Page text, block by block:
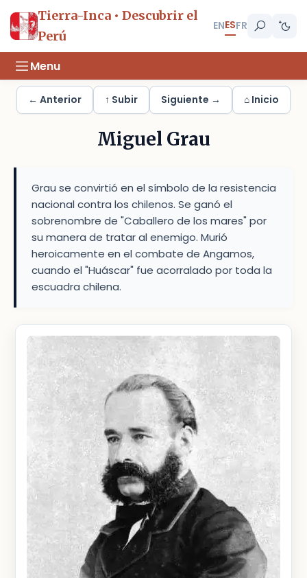
Tierra-Inca • Descubrir el
Perú
ENESFR
Menu
← Anterior ↑ Subir Siguiente → ⌂ Inicio
Miguel Grau
Grau se convirtió en el símbolo de la resistencia
nacional contra los chilenos. Se ganó el
sobrenombre de "Caballero de los mares" por
su manera de tratar al enemigo. Murió
heroicamente en el combate de Angamos,
cuando el "Huáscar" fue acorralado por toda la
escuadra chilena.